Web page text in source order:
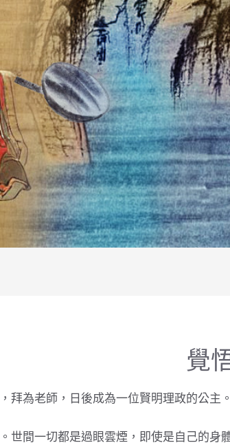
覺
拜為老師，日後成為一位賢明理政的公主。
世間一切都是過眼雲煙，即使是自己的身